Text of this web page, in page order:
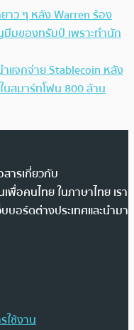
าว ๆ หลัง Warren ร้อง
มีมของทรัมป์ เพราะทำนัก
แจกจ่าย Stablecoin หลัง
นสมาร์ทโฟน 800 ล้าน
ารเกี่ยวกับ
พื่อคนไทย ในภาษาไทย เรา
บอร์ดต่างประเทศและนำมา
ใช้งาน